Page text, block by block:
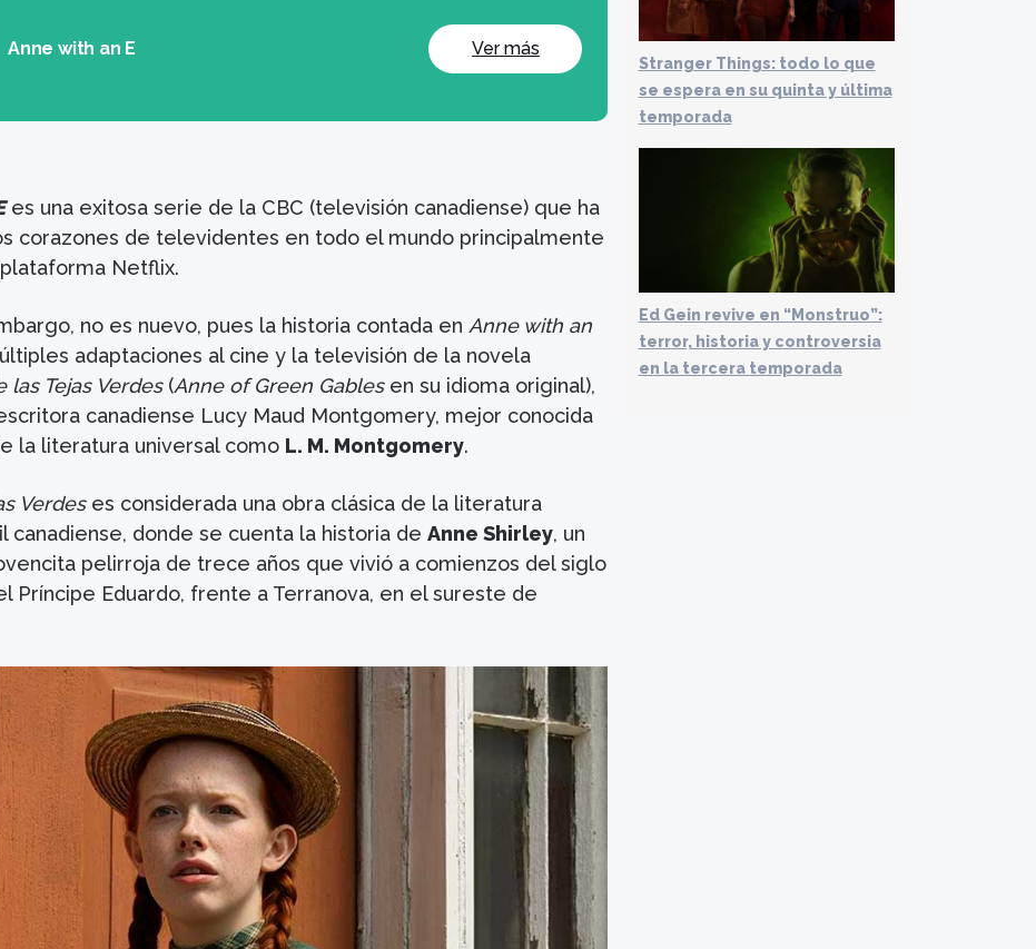
Anne with an E Ver más
es una exitosa serie de la CBC (televisión canadiense) que ha
corazones de televidentes en todo el mundo principalmente
Netflix.
no es nuevo, pues la historia contada en Anne with an
adaptaciones al cine y la televisión de la novela
las Tejas Verdes(Anne of Green Gablesen su idioma original),
canadiense Lucy Maud Montgomery, mejor conocida
la literatura universal como L. M. Montgomery.
Verdeses considerada una obra clásica de la literatura
canadiense, donde se cuenta la historia de Anne Shirley, un
pelirroja de trece años que vivió a comienzos del siglo
Príncipe Eduardo, frente a Terranova, en el sureste de
Stranger Things: todo lo que
se espera en su quinta y última
temporada
Ed Gein revive en “Monstruo”:
terror, historia y controversia
en la tercera temporada